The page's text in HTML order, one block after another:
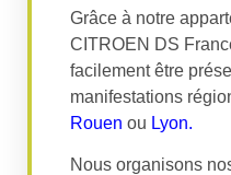
Grâce à notre
CITROEN DS
facilement être
manifestations
Rouen ou Lyon.
Nous organisons